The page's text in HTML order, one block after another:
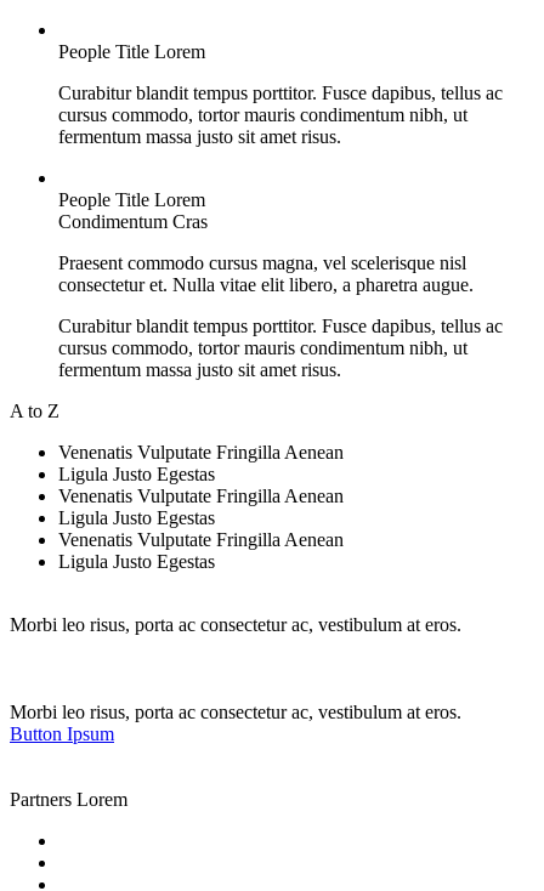
People Title Lorem
Curabitur blandit tempus porttitor. Fusce dapibus, tellus ac
cursus commodo, tortor mauris condimentum nibh, ut
fermentum massa justo sit amet risus.
People Title Lorem
Condimentum Cras
Praesent commodo cursus magna, vel scelerisque nisl
consectetur et. Nulla vitae elit libero, a pharetra augue.
Curabitur blandit tempus porttitor. Fusce dapibus, tellus ac
cursus commodo, tortor mauris condimentum nibh, ut
fermentum massa justo sit amet risus.
A to Z
Venenatis Vulputate Fringilla Aenean
Ligula Justo Egestas
Venenatis Vulputate Fringilla Aenean
Ligula Justo Egestas
Venenatis Vulputate Fringilla Aenean
Ligula Justo Egestas
Morbi leo risus, porta ac consectetur ac, vestibulum at eros.
Morbi leo risus, porta ac consectetur ac, vestibulum at eros.
Button Ipsum
Partners Lorem